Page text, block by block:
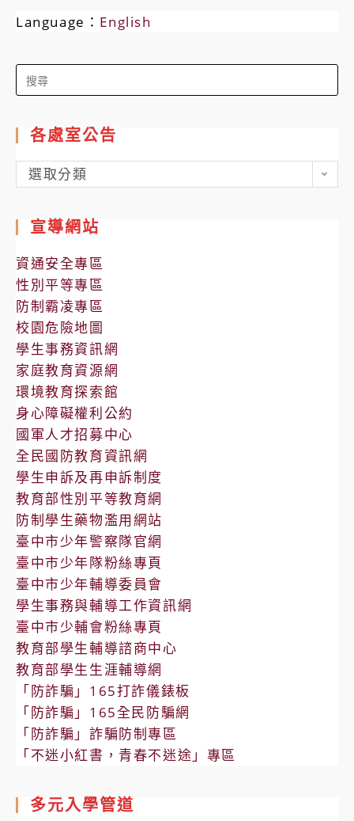
Language： English
Search
for:
各處室公告
各
處
公
告
選取分類
宣導網站
資通安全專區
性別平等專區
防制霸凌專區
校園危險地圖
學生事務資訊網
家庭教育資源網
環境教育探索館
身心障礙權利公約
國軍人才招募中心
全民國防教育資訊網
學生申訴及再申訴制度
教育部性別平等教育網
防制學生藥物濫用網站
臺中市少年警察隊官網
臺中市少年隊粉絲專頁
臺中市少年輔導委員會
學生事務與輔導工作資訊網
臺中市少輔會粉絲專頁
教育部學生輔導諮商中心
教育部學生生涯輔導網
「防詐騙」165打詐儀錶板
「防詐騙」165全民防騙網
「防詐騙」詐騙防制專區
「不迷小紅書，青春不迷途」專區
多元入學管道